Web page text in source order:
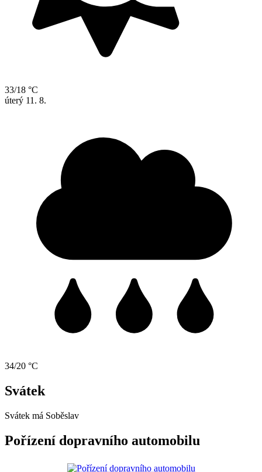
33/18 °C
úterý 11. 8.
34/20 °C
Svátek
Svátek má Soběslav
Pořízení dopravního automobilu